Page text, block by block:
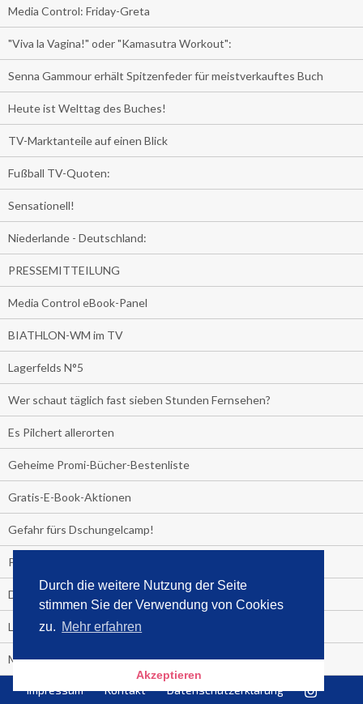
Durch die weitere Nutzung der Seite
stimmen Sie der Verwendung von Cookies
zu. Mehr erfahren
Akzeptieren
Media Control: Friday-Greta
"Viva la Vagina!" oder "Kamasutra Workout":
Senna Gammour erhält Spitzenfeder für meistverkauftes Buch
Heute ist Welttag des Buches!
TV-Marktanteile auf einen Blick
Fußball TV-Quoten:
Sensationell!
Niederlande - Deutschland:
PRESSEMITTEILUNG
Media Control eBook-Panel
BIATHLON-WM im TV
Lagerfelds N°5
Wer schaut täglich fast sieben Stunden Fernsehen?
Es Pilchert allerorten
Geheime Promi-Bücher-Bestenliste
Gratis-E-Book-Aktionen
Gefahr fürs Dschungelcamp!
PRESSEMITTEILUNG
Deutschland im Handball-Fieber
Libri und Media Control verlängern Vertrag langfristig
Medienquiz:
Deutschlands Jahrescharts 2018
Impressum Kontakt Datenschutzerklärung